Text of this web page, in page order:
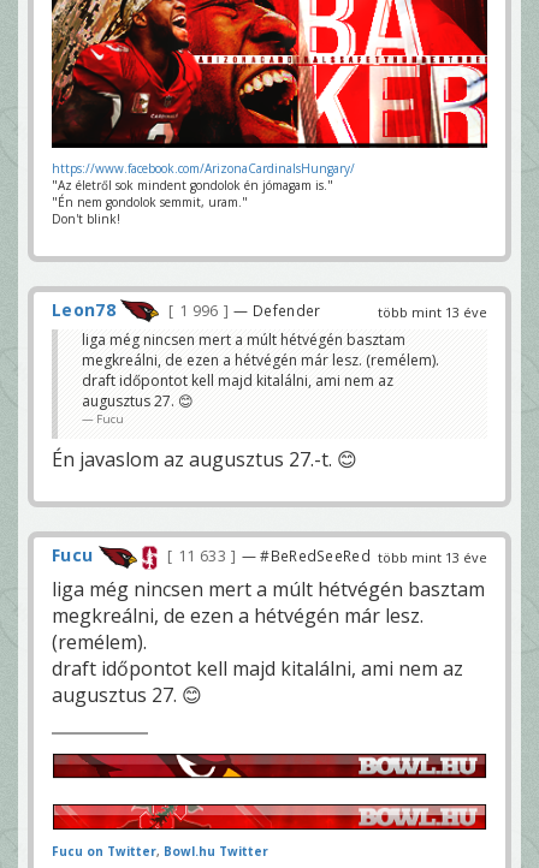
https://www.facebook.com/ArizonaCardinalsHungary/
"Az életről sok mindent gondolok én jómagam is."
"Én nem gondolok semmit, uram."
Don't blink!
több mint 13 éve
Leon78 1 996 — Defender
liga még nincsen mert a múlt hétvégén basztam
megkreálni, de ezen a hétvégén már lesz. (remélem).
draft időpontot kell majd kitalálni, ami nem az
augusztus 27. 😊
Fucu
Én javaslom az augusztus 27.-t. 😊
több mint 13 éve
Fucu 11 633 — #BeRedSeeRed
liga még nincsen mert a múlt hétvégén basztam
megkreálni, de ezen a hétvégén már lesz.
(remélem).
draft időpontot kell majd kitalálni, ami nem az
augusztus 27. 😊
Fucu on Twitter, Bowl.hu Twitter